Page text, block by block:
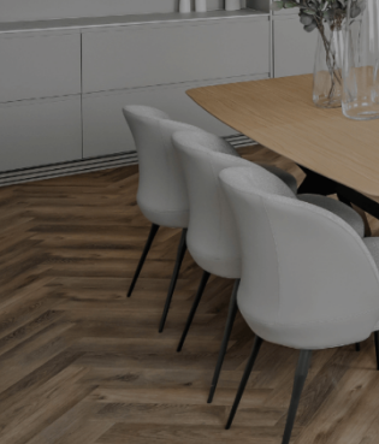
ארון אמבטיה שחור בהזמנה אישית
במבצע
התאמה אישית
יצרני כסאות לפינת אוכל
מעוצבות
עיצוב אישי
עיצוב פינת אוכל עם מראות
פינות אוכל
פינות אוכל איטלקיות
פינות אוכל במבצע
פינות אוכל יוקרתיות
פינות אוכל יוקרתיות במבצע
פינות אוכל יוקרתיות מעץ
פינות אוכל יוקרתיות משיש
פינות אוכל מעוצבות
פינות אוכל מעוצבות בלבן